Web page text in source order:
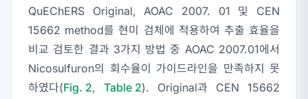
QuEChERS Original, AOAC 2007. 01 및 CEN
15662 method를 현미 검체에 적용하여 추출 효율을
비교 검토한 결과 3가지 방법 중 AOAC 2007.01에서
Nicosulfuron의 회수율이 가이드라인을 만족하지 못
하였다(Fig. 2, Table 2). Original과 CEN 15662